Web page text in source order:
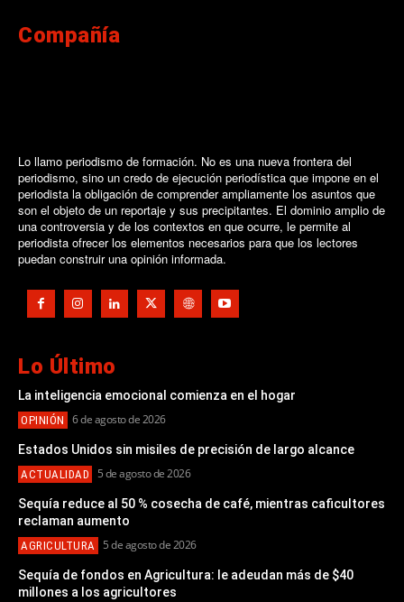
Compañía
Lo llamo periodismo de formación. No es una nueva frontera del
periodismo, sino un credo de ejecución periodística que impone en el
periodista la obligación de comprender ampliamente los asuntos que
son el objeto de un reportaje y sus precipitantes. El dominio amplio de
una controversia y de los contextos en que ocurre, le permite al
periodista ofrecer los elementos necesarios para que los lectores
puedan construir una opinión informada.
Lo Último
La inteligencia emocional comienza en el hogar
OPINIÓN 6 de agosto de 2026
Estados Unidos sin misiles de precisión de largo alcance
ACTUALIDAD 5 de agosto de 2026
Sequía reduce al 50 % cosecha de café, mientras caficultores
reclaman aumento
AGRICULTURA 5 de agosto de 2026
Sequía de fondos en Agricultura: le adeudan más de $40
millones a los agricultores